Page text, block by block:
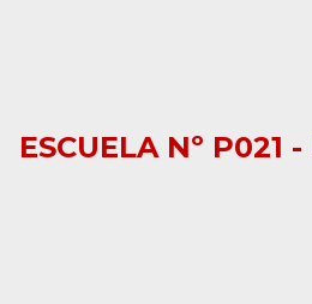
ESCUELA Nº P021 -